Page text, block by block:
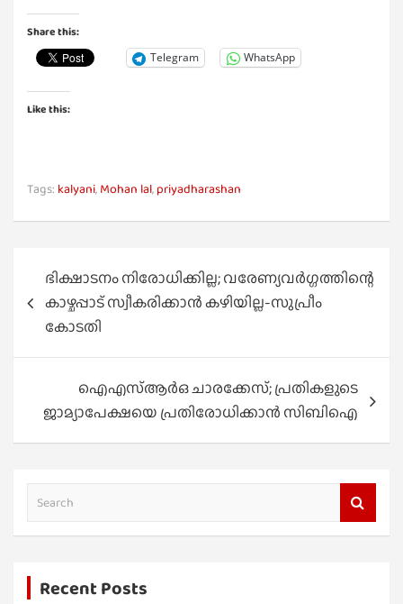
Share this:
Telegram WhatsApp
Like this:
Tags: kalyani, Mohan lal, priyadharashan
navigation
ഭിക്ഷാടനം നിരോധിക്കില്ല; വരേണ്യവര്‍ഗ്ഗത്തിന്റെ
കാഴ്ചപ്പാട് സ്വീകരിക്കാന്‍ കഴിയില്ല-സുപ്രീം
കോടതി
ഐഎസ്ആർഒ ചാരക്കേസ്; പ്രതികളുടെ
ജാമ്യാപേക്ഷയെ പ്രതിരോധിക്കാൻ സിബിഐ
a
Recent Posts